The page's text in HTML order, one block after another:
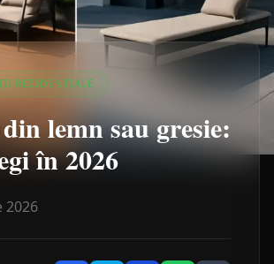
REZIDENȚIALE
lemn sau gresie:
în 2026
2026